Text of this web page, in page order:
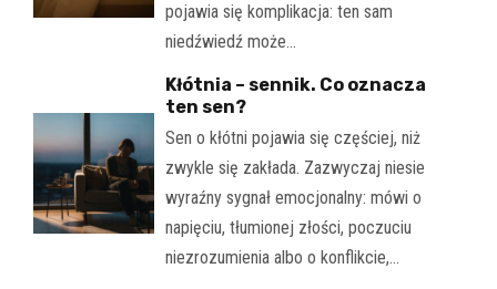
pojawia się komplikacja: ten sam
niedźwiedź może…
Kłótnia – sennik. Co oznacza
ten sen?
Sen o kłótni pojawia się częściej, niż
zwykle się zakłada. Zazwyczaj niesie
wyraźny sygnał emocjonalny: mówi o
napięciu, tłumionej złości, poczuciu
niezrozumienia albo o konflikcie,…